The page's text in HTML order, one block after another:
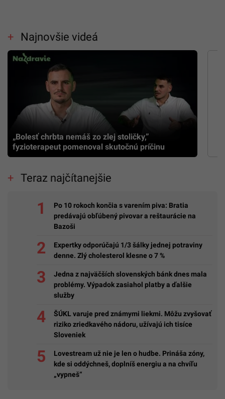
Najnovšie videá
„Bolesť chrbta nemáš zo zlej stoličky,”
fyzioterapeut pomenoval skutočnú príčinu
Teraz najčítanejšie
Po 10 rokoch končia s varením piva: Bratia
predávajú obľúbený pivovar a reštaurácie na
Bazoši
Expertky odporúčajú 1/3 šálky jednej potraviny
denne. Zlý cholesterol klesne o 7 %
Jedna z najväčších slovenských bánk dnes mala
problémy. Výpadok zasiahol platby a ďalšie
služby
ŠÚKL varuje pred známymi liekmi. Môžu zvyšovať
riziko zriedkavého nádoru, užívajú ich tisíce
Sloveniek
Lovestream už nie je len o hudbe. Prináša zóny,
kde si oddýchneš, doplníš energiu a na chvíľu
„vypneš“